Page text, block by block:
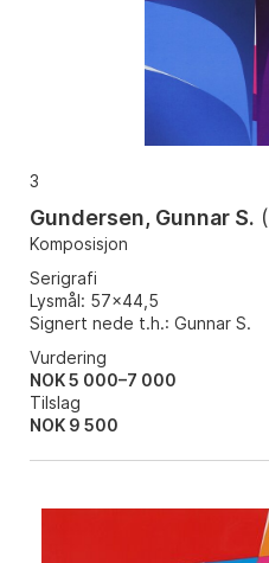
3
Gundersen, Gunnar S. (
Komposisjon
Serigrafi
Lysmål: 57x44,5
Signert nede t.h.: Gunnar S.
Vurdering
NOK 5 000–7 000
Tilslag
NOK 9 500